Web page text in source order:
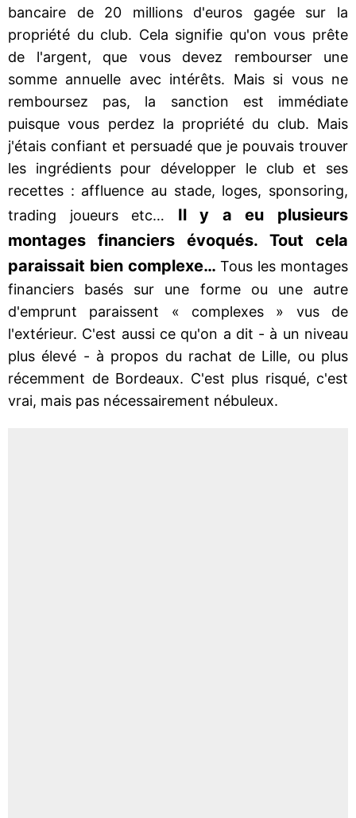
bancaire de 20 millions d'euros gagée sur la
propriété du club. Cela signifie qu'on vous prête
de l'argent, que vous devez rembourser une
somme annuelle avec intérêts. Mais si vous ne
remboursez pas, la sanction est immédiate
puisque vous perdez la propriété du club. Mais
j'étais confiant et persuadé que je pouvais trouver
les ingrédients pour développer le club et ses
recettes : affluence au stade, loges, sponsoring,
trading joueurs etc… Il y a eu plusieurs
montages financiers évoqués. Tout cela
paraissait bien complexe… Tous les montages
financiers basés sur une forme ou une autre
d'emprunt paraissent « complexes » vus de
l'extérieur. C'est aussi ce qu'on a dit - à un niveau
plus élevé - à propos du rachat de Lille, ou plus
récemment de Bordeaux. C'est plus risqué, c'est
vrai, mais pas nécessairement nébuleux.